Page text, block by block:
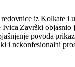
iz Kolkate
Završki
povoda
nekonfesionalni